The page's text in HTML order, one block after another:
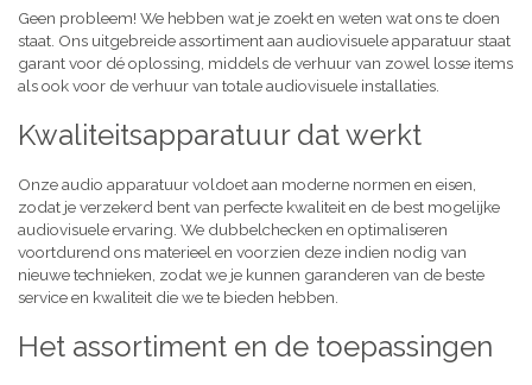
Geen probleem! We hebben wat je zoekt en weten wat ons te doen
staat. Ons uitgebreide assortiment aan audiovisuele apparatuur staat
garant voor dé oplossing, middels de verhuur van zowel losse items
als ook voor de verhuur van totale audiovisuele installaties.
Kwaliteitsapparatuur dat werkt
Onze audio apparatuur voldoet aan moderne normen en eisen,
zodat je verzekerd bent van perfecte kwaliteit en de best mogelijke
audiovisuele ervaring. We dubbelchecken en optimaliseren
voortdurend ons materieel en voorzien deze indien nodig van
nieuwe technieken, zodat we je kunnen garanderen van de beste
service en kwaliteit die we te bieden hebben.
Het assortiment en de toepassingen